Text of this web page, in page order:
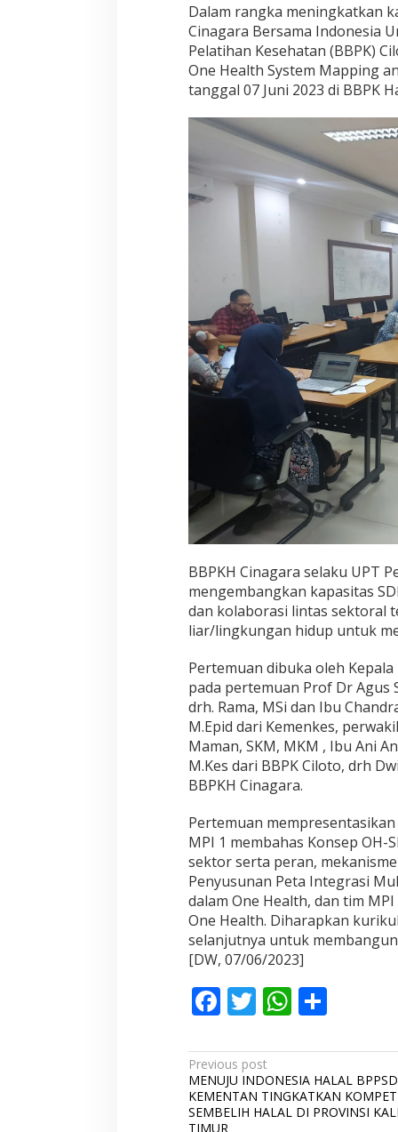
Dalam rangka meningkatkan
Cinagara Bersama Indonesia
Pelatihan Kesehatan (BBPK)
One Health System Mapping
tanggal 07 Juni 2023 di BBPK
BBPKH Cinagara selaku UPT
mengembangkan kapasitas
dan kolaborasi lintas sektoral
liar/lingkungan hidup untuk
Pertemuan dibuka oleh Kepala
pada pertemuan Prof Dr Agus
drh. Rama, MSi dan Ibu
M.Epid dari Kemenkes,
Maman, SKM, MKM , Ibu Ani
M.Kes dari BBPK Ciloto, drh
BBPKH Cinagara.
Pertemuan
MPI 1 membahas Konsep
sektor serta peran,
Penyusunan Peta Integrasi
dalam One Health, dan tim
One Health. Diharapkan
selanjutnya untuk
[DW, 07/06/2023]
F
e
b
o
T
itt
er
W
at
s
A
S
ar
e
P
o
s
Previous post
MENUJU INDONESIA HALAL
KEMENTAN TINGKATKAN
SEMBELIH HALAL DI PROVINSI
TIMUR